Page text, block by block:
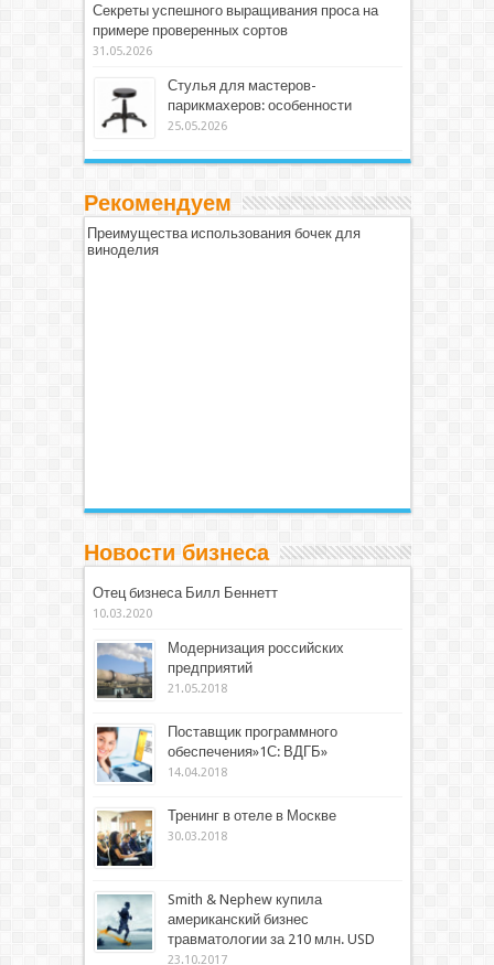
Секреты успешного выращивания проса на
примере проверенных сортов
31.05.2026
Стулья для мастеров-
парикмахеров: особенности
25.05.2026
Рекомендуем
Преимущества использования бочек для
виноделия
Новости бизнеса
Отец бизнеса Билл Беннетт
10.03.2020
Модернизация российских
предприятий
21.05.2018
Поставщик программного
обеспечения»1С: ВДГБ»
14.04.2018
Тренинг в отеле в Москве
30.03.2018
Smith & Nephew купила
американский бизнес
травматологии за 210 млн. USD
23.10.2017